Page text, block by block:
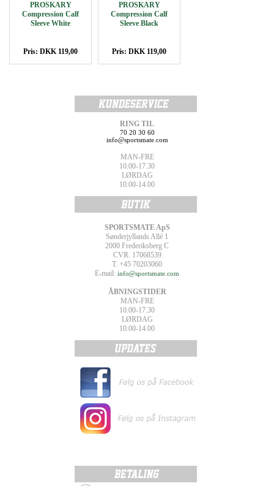
PROSKARY
Compression Calf
Sleeve White
Pris: DKK 119,00
PROSKARY
Compression Calf
Sleeve Black
Pris: DKK 119,00
RING TIL
70 20 30 60
info@sportsmate.com
MAN-FRE
10.00-17.30
LØRDAG
10.00-14.00
SPORTSMATE ApS
Sønderjyllands Allé 1
2000 Frederiksberg C
CVR. 17068539
T. +45 70203060
E-mail: info@sportsmate.com
ÅBNINGSTIDER
MAN-FRE
10.00-17.30
LØRDAG
10.00-14.00